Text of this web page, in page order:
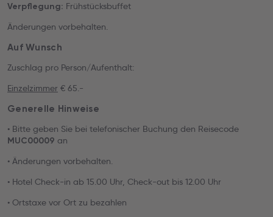
Verpflegung: Frühstücksbuffet
Änderungen vorbehalten.
Auf Wunsch
Zuschlag pro Person/Aufenthalt:
Einzelzimmer € 65.-
Generelle Hinweise
• Bitte geben Sie bei telefonischer Buchung den Reisecode
MUC00009 an
• Änderungen vorbehalten.
• Hotel Check-in ab 15.00 Uhr, Check-out bis 12.00 Uhr
• Ortstaxe vor Ort zu bezahlen